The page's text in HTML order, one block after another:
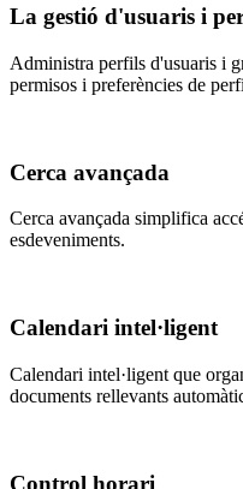
La gestió d'usuaris i
Administra perfils d'usuaris i
permisos i preferències de
Cerca avançada
Cerca avançada simplifica
esdeveniments.
Calendari intel·ligent
Calendari intel·ligent que
documents rellevants
Control horari